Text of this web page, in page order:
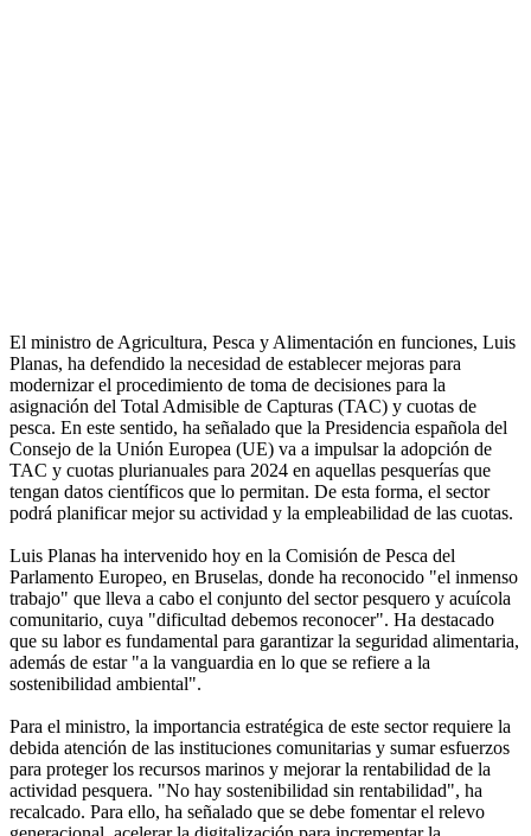
El ministro de Agricultura, Pesca y Alimentación en funciones, Luis
Planas, ha defendido la necesidad de establecer mejoras para
modernizar el procedimiento de toma de decisiones para la
asignación del Total Admisible de Capturas (TAC) y cuotas de
pesca. En este sentido, ha señalado que la Presidencia española del
Consejo de la Unión Europea (UE) va a impulsar la adopción de
TAC y cuotas plurianuales para 2024 en aquellas pesquerías que
tengan datos científicos que lo permitan. De esta forma, el sector
podrá planificar mejor su actividad y la empleabilidad de las cuotas.
Luis Planas ha intervenido hoy en la Comisión de Pesca del
Parlamento Europeo, en Bruselas, donde ha reconocido "el inmenso
trabajo" que lleva a cabo el conjunto del sector pesquero y acuícola
comunitario, cuya "dificultad debemos reconocer". Ha destacado
que su labor es fundamental para garantizar la seguridad alimentaria,
además de estar "a la vanguardia en lo que se refiere a la
sostenibilidad ambiental".
Para el ministro, la importancia estratégica de este sector requiere la
debida atención de las instituciones comunitarias y sumar esfuerzos
para proteger los recursos marinos y mejorar la rentabilidad de la
actividad pesquera. "No hay sostenibilidad sin rentabilidad", ha
recalcado. Para ello, ha señalado que se debe fomentar el relevo